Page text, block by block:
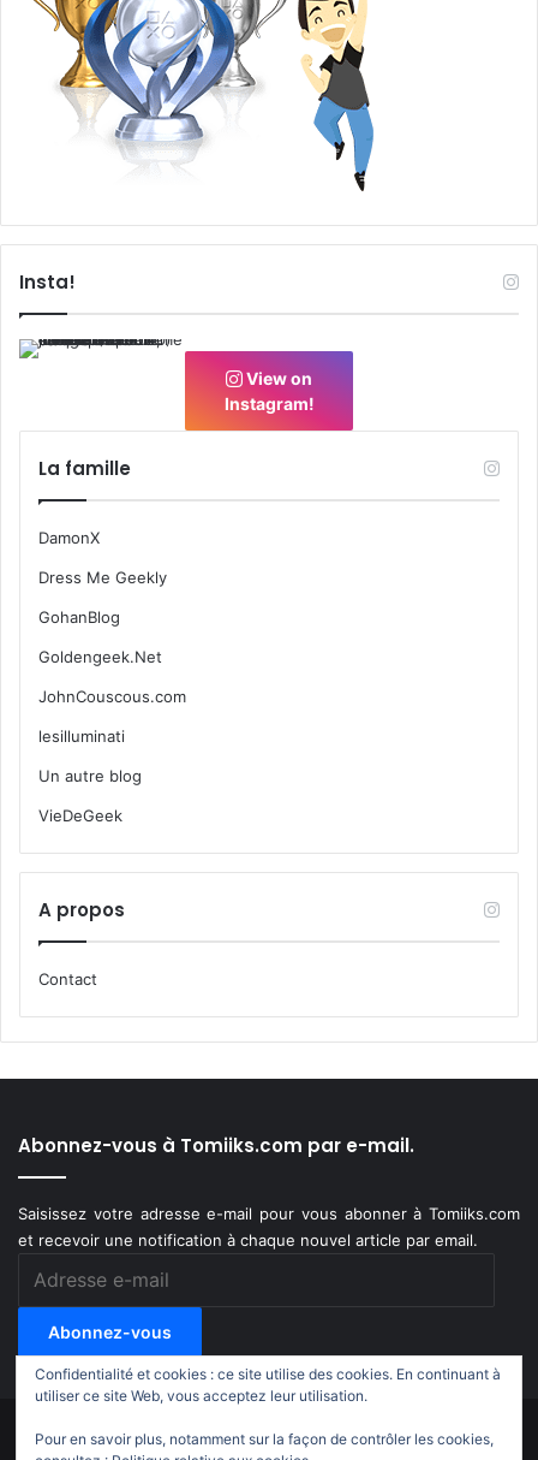
Insta!
View on
Instagram!
La famille
DamonX
Dress Me Geekly
GohanBlog
Goldengeek.Net
JohnCouscous.com
lesilluminati
Un autre blog
VieDeGeek
A propos
Contact
Abonnez-vous à Tomiiks.com par e-mail.
Saisissez votre adresse e-mail pour vous abonner à Tomiiks.com
et recevoir une notification à chaque nouvel article par email.
Abonnez-vous
© Copyright 2011-2018, All Rights Reserved | Tomiiks.com
Confidentialité et cookies : ce site utilise des cookies. En continuant à
utiliser ce site Web, vous acceptez leur utilisation.
Pour en savoir plus, notamment sur la façon de contrôler les cookies,